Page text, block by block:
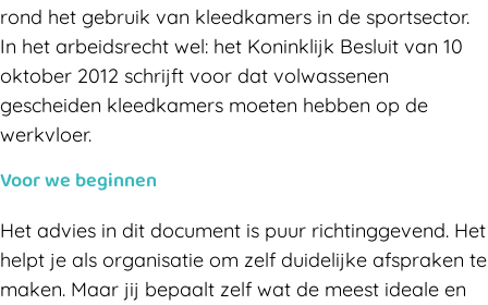
rond het gebruik van kleedkamers in de sportsector.
In het arbeidsrecht wel: het Koninklijk Besluit van 10
oktober 2012 schrijft voor dat volwassenen
gescheiden kleedkamers moeten hebben op de
werkvloer.
Voor we beginnen
Het advies in dit document is puur richtinggevend. Het
helpt je als organisatie om zelf duidelijke afspraken te
maken. Maar jij bepaalt zelf wat de meest ideale en